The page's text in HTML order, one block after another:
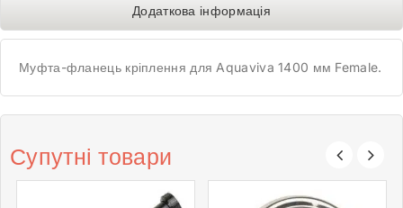
Додаткова інформація
Муфта-фланець кріплення для Aquaviva 1400 мм Female.
Супутні товари